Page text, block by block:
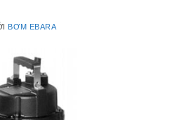
BƠM EBARA